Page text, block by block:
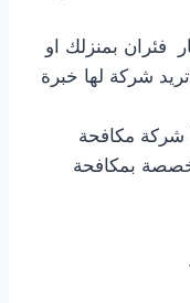
فئران بمنزلك او
شركة لها خبرة
شركة مكافحة
بمكافحة